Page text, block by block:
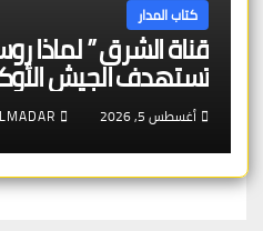
كتاب المدار
قناة الشرق ” لماذا
تستهدف الجيش
تستهدف قدرة الدولة
البقاء اقتصادياً
أغسطس 5, 2026